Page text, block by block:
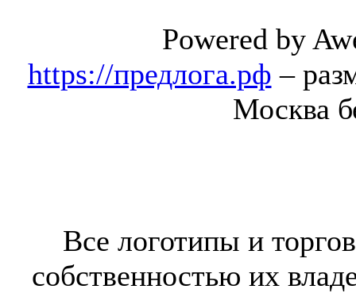
Powered by
https://предлога.рф –
Москва
Все логотипы и
собственностью их